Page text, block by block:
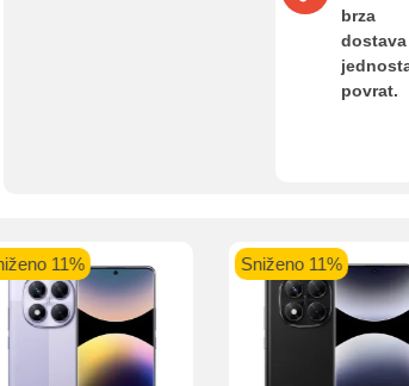
brza
dostava
povrat.
11% Sniženo 11%
bankarski troškovi u iznosi od 3.5%